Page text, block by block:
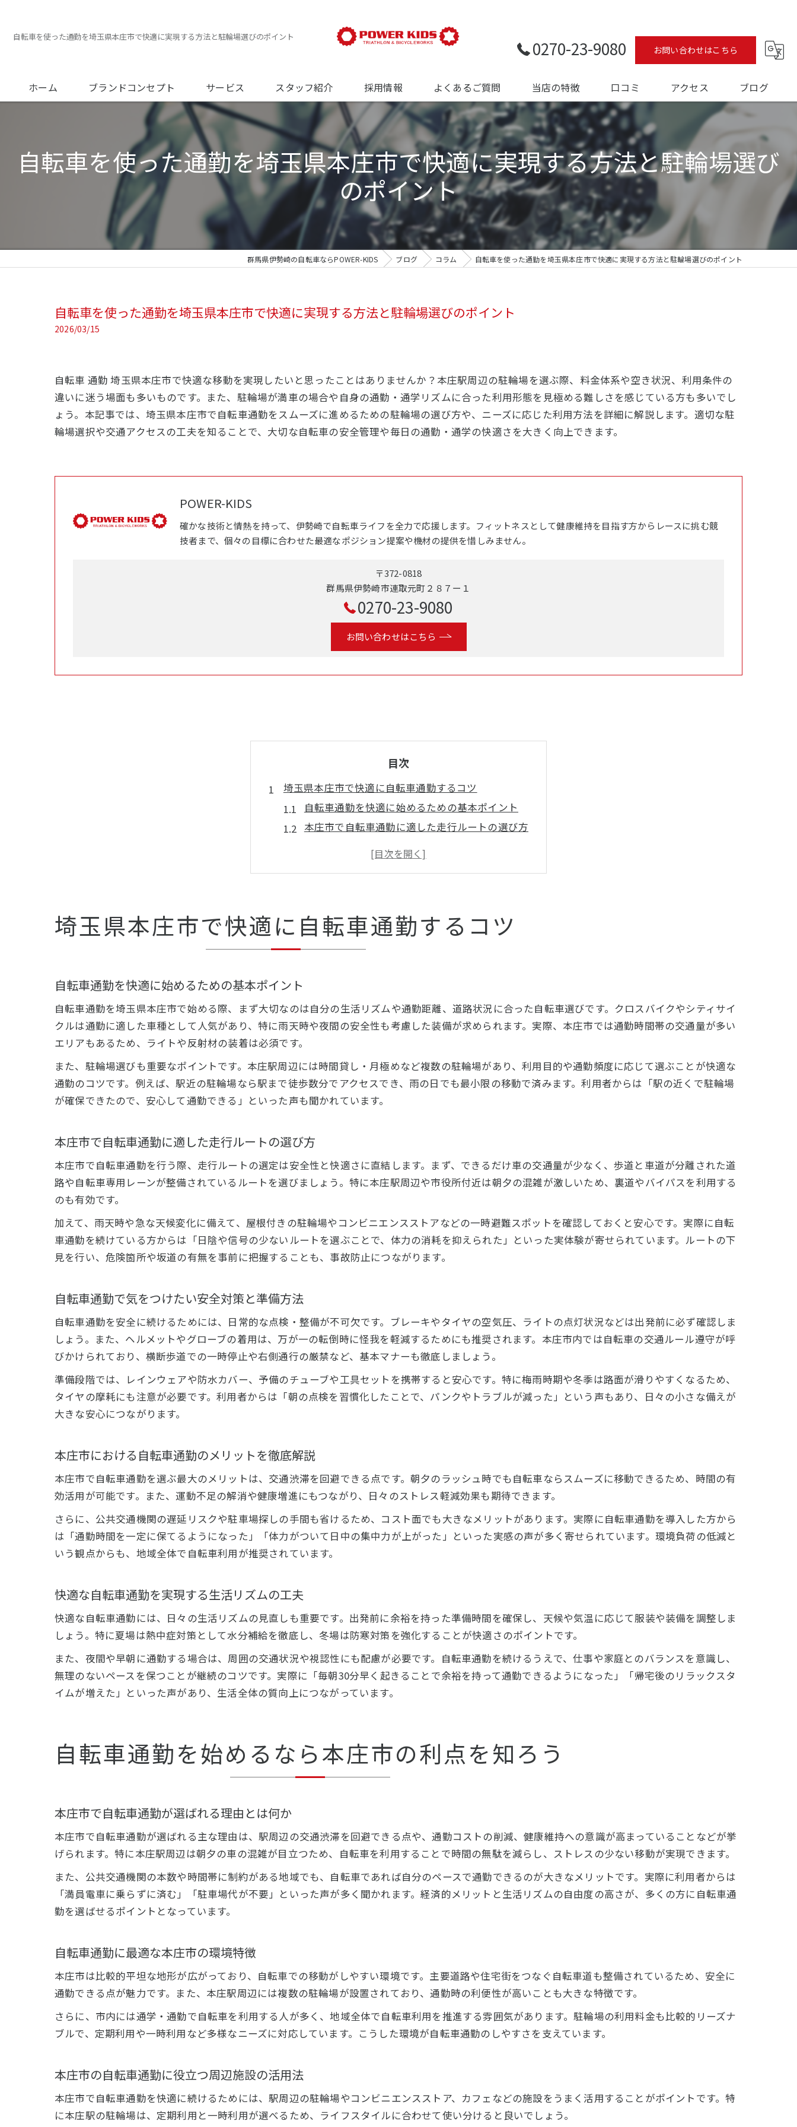
自転車を使った通勤を埼玉県本庄市で快適に実現する方法と駐輪場選びのポイント
0270-23-9080 お問い合わせはこちら
ホーム ブランドコンセプト サービス
メンテナンスについて
オーバーホールについて
フィッティングについて
スタッフ紹介 採用情報 よくあるご質問 当店の特徴
ロードバイク
メンテナンス
フィッティング
オーバーホール
トレーニング
口コミ アクセス ブログ
自転車を使った通勤を埼玉県本庄市で快適に実現する方法と駐輪場選び
のポイント
群馬県伊勢崎の自転車ならPOWER-KIDS ブログ コラム 自転車を使った通勤を埼玉県本庄市で快適に実現する方法と駐輪場選びのポイント
自転車を使った通勤を埼玉県本庄市で快適に実現する方法と駐輪場選びのポイント
2026/03/15
自転車 通勤 埼玉県本庄市で快適な移動を実現したいと思ったことはありませんか？本庄駅周辺の駐輪場を選ぶ際、料金体系や空き状況、利用条件の
違いに迷う場面も多いものです。また、駐輪場が満車の場合や自身の通勤・通学リズムに合った利用形態を見極める難しさを感じている方も多いでし
ょう。本記事では、埼玉県本庄市で自転車通勤をスムーズに進めるための駐輪場の選び方や、ニーズに応じた利用方法を詳細に解説します。適切な駐
輪場選択や交通アクセスの工夫を知ることで、大切な自転車の安全管理や毎日の通勤・通学の快適さを大きく向上できます。
POWER-KIDS
確かな技術と情熱を持って、伊勢崎で自転車ライフを全力で応援します。フィットネスとして健康維持を目指す方からレースに挑む競
技者まで、個々の目標に合わせた最適なポジション提案や機材の提供を惜しみません。
〒372-0818
群馬県伊勢崎市連取元町２８７ー１
0270-23-9080
お問い合わせはこちら
目次
埼玉県本庄市で快適に自転車通勤するコツ
自転車通勤を快適に始めるための基本ポイント
本庄市で自転車通勤に適した走行ルートの選び方
自転車通勤で気をつけたい安全対策と準備方法
本庄市で自転車通勤が選ばれる理由とは何か
本庄市で自転車通勤を始める際の注意点
通勤に適した本庄市の自転車駐輪場事情
自転車通勤者が注目すべき駐輪場の選び方
駐輪場の利用条件と本庄市でのチェックポイント
本庄市で知っておきたい駐輪場の混雑傾向
本庄市で安心して自転車を停めるポイント
自転車通勤に安心な駐輪場を選ぶ基準
本庄市で自転車を安全に管理するための工夫
自転車の盗難防止に有効なポイント紹介
本庄市で快適な自転車保管場所の探し方
混雑回避に役立つ自転車通勤の工夫
自転車通勤時の代替ルート選択法を考えよう
混雑を避けるための自転車通勤術を伝授
本庄市で快適に通勤するための情報収集のコツ
本庄市の自転車通勤は時間管理が鍵となる
自転車通勤と時間管理を両立させるコツ
急な予定変更にも強い自転車通勤の柔軟性
自転車通勤に必要な日々の時間管理術
埼玉県本庄市で快適に自転車通勤するコツ
自転車通勤を快適に始めるための基本ポイント
自転車通勤を埼玉県本庄市で始める際、まず大切なのは自分の生活リズムや通勤距離、道路状況に合った自転車選びです。クロスバイクやシティサイ
クルは通勤に適した車種として人気があり、特に雨天時や夜間の安全性も考慮した装備が求められます。実際、本庄市では通勤時間帯の交通量が多い
エリアもあるため、ライトや反射材の装着は必須です。
また、駐輪場選びも重要なポイントです。本庄駅周辺には時間貸し・月極めなど複数の駐輪場があり、利用目的や通勤頻度に応じて選ぶことが快適な
通勤のコツです。例えば、駅近の駐輪場なら駅まで徒歩数分でアクセスでき、雨の日でも最小限の移動で済みます。利用者からは「駅の近くで駐輪場
が確保できたので、安心して通勤できる」といった声も聞かれています。
本庄市で自転車通勤に適した走行ルートの選び方
本庄市で自転車通勤を行う際、走行ルートの選定は安全性と快適さに直結します。まず、できるだけ車の交通量が少なく、歩道と車道が分離された道
路や自転車専用レーンが整備されているルートを選びましょう。特に本庄駅周辺や市役所付近は朝夕の混雑が激しいため、裏道やバイパスを利用する
のも有効です。
加えて、雨天時や急な天候変化に備えて、屋根付きの駐輪場やコンビニエンスストアなどの一時避難スポットを確認しておくと安心です。実際に自転
車通勤を続けている方からは「日陰や信号の少ないルートを選ぶことで、体力の消耗を抑えられた」といった実体験が寄せられています。ルートの下
見を行い、危険箇所や坂道の有無を事前に把握することも、事故防止につながります。
自転車通勤で気をつけたい安全対策と準備方法
自転車通勤を安全に続けるためには、日常的な点検・整備が不可欠です。ブレーキやタイヤの空気圧、ライトの点灯状況などは出発前に必ず確認しま
しょう。また、ヘルメットやグローブの着用は、万が一の転倒時に怪我を軽減するためにも推奨されます。本庄市内では自転車の交通ルール遵守が呼
びかけられており、横断歩道での一時停止や右側通行の厳禁など、基本マナーも徹底しましょう。
準備段階では、レインウェアや防水カバー、予備のチューブや工具セットを携帯すると安心です。特に梅雨時期や冬季は路面が滑りやすくなるため、
タイヤの摩耗にも注意が必要です。利用者からは「朝の点検を習慣化したことで、パンクやトラブルが減った」という声もあり、日々の小さな備えが
大きな安心につながります。
本庄市における自転車通勤のメリットを徹底解説
本庄市で自転車通勤を選ぶ最大のメリットは、交通渋滞を回避できる点です。朝夕のラッシュ時でも自転車ならスムーズに移動できるため、時間の有
効活用が可能です。また、運動不足の解消や健康増進にもつながり、日々のストレス軽減効果も期待できます。
さらに、公共交通機関の遅延リスクや駐車場探しの手間も省けるため、コスト面でも大きなメリットがあります。実際に自転車通勤を導入した方から
は「通勤時間を一定に保てるようになった」「体力がついて日中の集中力が上がった」といった実感の声が多く寄せられています。環境負荷の低減と
いう観点からも、地域全体で自転車利用が推奨されています。
快適な自転車通勤を実現する生活リズムの工夫
快適な自転車通勤には、日々の生活リズムの見直しも重要です。出発前に余裕を持った準備時間を確保し、天候や気温に応じて服装や装備を調整しま
しょう。特に夏場は熱中症対策として水分補給を徹底し、冬場は防寒対策を強化することが快適さのポイントです。
また、夜間や早朝に通勤する場合は、周囲の交通状況や視認性にも配慮が必要です。自転車通勤を続けるうえで、仕事や家庭とのバランスを意識し、
無理のないペースを保つことが継続のコツです。実際に「毎朝30分早く起きることで余裕を持って通勤できるようになった」「帰宅後のリラックスタ
イムが増えた」といった声があり、生活全体の質向上につながっています。
自転車通勤を始めるなら本庄市の利点を知ろう
本庄市で自転車通勤が選ばれる理由とは何か
本庄市で自転車通勤が選ばれる主な理由は、駅周辺の交通渋滞を回避できる点や、通勤コストの削減、健康維持への意識が高まっていることなどが挙
げられます。特に本庄駅周辺は朝夕の車の混雑が目立つため、自転車を利用することで時間の無駄を減らし、ストレスの少ない移動が実現できます。
また、公共交通機関の本数や時間帯に制約がある地域でも、自転車であれば自分のペースで通勤できるのが大きなメリットです。実際に利用者からは
「満員電車に乗らずに済む」「駐車場代が不要」といった声が多く聞かれます。経済的メリットと生活リズムの自由度の高さが、多くの方に自転車通
勤を選ばせるポイントとなっています。
自転車通勤に最適な本庄市の環境特徴
本庄市は比較的平坦な地形が広がっており、自転車での移動がしやすい環境です。主要道路や住宅街をつなぐ自転車道も整備されているため、安全に
通勤できる点が魅力です。また、本庄駅周辺には複数の駐輪場が設置されており、通勤時の利便性が高いことも大きな特徴です。
さらに、市内には通学・通勤で自転車を利用する人が多く、地域全体で自転車利用を推進する雰囲気があります。駐輪場の利用料金も比較的リーズナ
ブルで、定期利用や一時利用など多様なニーズに対応しています。こうした環境が自転車通勤のしやすさを支えています。
本庄市の自転車通勤に役立つ周辺施設の活用法
本庄市で自転車通勤を快適に続けるためには、駅周辺の駐輪場やコンビニエンスストア、カフェなどの施設をうまく活用することがポイントです。特
に本庄駅の駐輪場は、定期利用と一時利用が選べるため、ライフスタイルに合わせて使い分けると良いでしょう。
お問い合わせはこちら
お問い合わせはこちら